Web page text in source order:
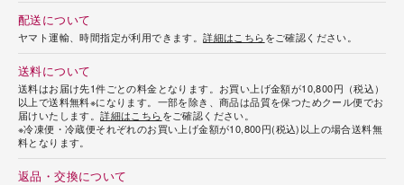
配送について
ヤマト運輸、時間指定が利用できます。詳細はこちらをご確認ください。
送料について
送料はお届け先1件ごとの料金となります。お買い上げ金額が10,800円（税込）
以上で送料無料※になります。一部を除き、商品は品質を保つためクール便でお
届けいたします。詳細はこちらをご確認ください。
※冷凍便・冷蔵便それぞれのお買い上げ金額が10,800円(税込)以上の場合送料無
料となります。
返品・交換について